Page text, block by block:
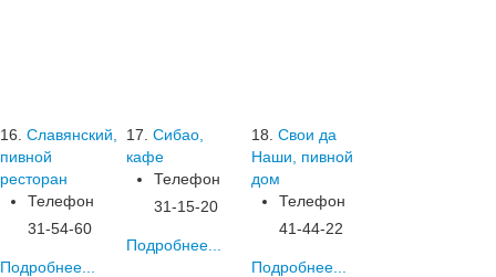
16. Славянский,
пивной
ресторан
Телефон
31-54-60
Подробнее...
17. Сибао,
кафе
Телефон
31-15-20
Подробнее...
18. Свои да
Наши, пивной
дом
Телефон
41-44-22
Подробнее...